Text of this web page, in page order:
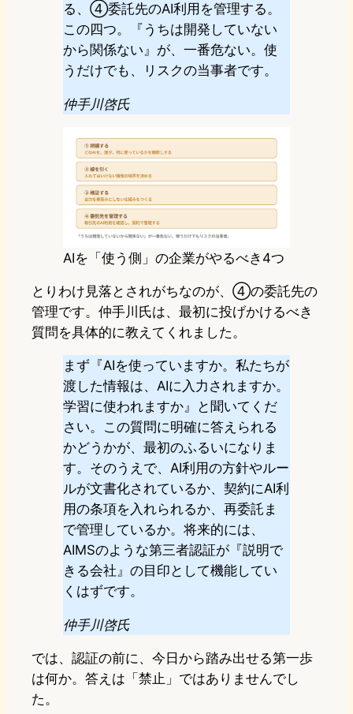
る、④委託先のAI利用を管理する。
この四つ。『うちは開発していない
から関係ない』が、一番危ない。使
うだけでも、リスクの当事者です。
仲手川啓氏
AIを「使う側」の企業がやるべき4つ
とりわけ見落とされがちなのが、④の委託先の
管理です。仲手川氏は、最初に投げかけるべき
質問を具体的に教えてくれました。
まず『AIを使っていますか。私たちが
渡した情報は、AIに入力されますか。
学習に使われますか』と聞いてくだ
さい。この質問に明確に答えられる
かどうかが、最初のふるいになりま
す。そのうえで、AI利用の方針やルー
ルが文書化されているか、契約にAI利
用の条項を入れられるか、再委託ま
で管理しているか。将来的には、
AIMSのような第三者認証が『説明で
きる会社』の目印として機能してい
くはずです。
仲手川啓氏
では、認証の前に、今日から踏み出せる第一歩
は何か。答えは「禁止」ではありませんでし
た。